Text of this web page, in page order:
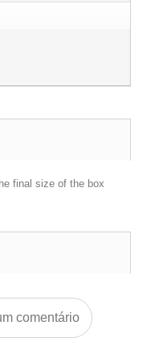
final size of the box
comentário